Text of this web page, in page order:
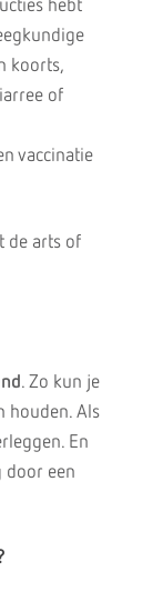
hebt
koorts,
of
vaccinatie
de arts of
. Zo kun je
houden. Als
En
door een